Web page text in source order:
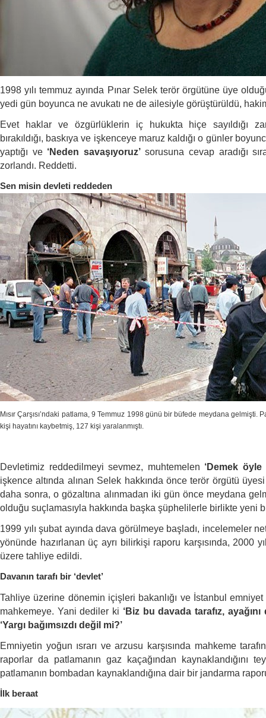
1998 yılı temmuz ayında Pınar Selek terör örgütüne üye
yedi gün boyunca ne avukatı ne de ailesiyle görüştürüldü,
Evet haklar ve özgürlüklerin iç hukukta hiçe sayıldığı
bırakıldığı, baskıya ve işkenceye maruz kaldığı o günler
yaptığı ve ‘Neden savaşıyoruz’sorusuna cevap aradığı
zorlandı. Reddetti.
Sen misin devleti reddeden
Mısır Çarşısı’ndaki patlama, 9 Temmuz 1998 günü bir büfede meydana gelmişti.
kişi hayatını kaybetmiş, 127 kişi yaralanmıştı.
Devletimiz reddedilmeyi sevmez, muhtemelen ‘Demek
işkence altında alınan Selek hakkında önce terör örgütü
daha sonra, o gözaltına alınmadan iki gün önce meydana
olduğu suçlamasıyla hakkında başka şüphelilerle birlikte
1999 yılı şubat ayında dava görülmeye başladı, incelemeler
yönünde hazırlanan üç ayrı bilirkişi raporu karşısında, 2000
üzere tahliye edildi.
Davanın tarafı bir ‘devlet’
Tahliye üzerine dönemin içişleri bakanlığı ve İstanbul emniyet
mahkemeye. Yani dediler ki ‘Biz bu davada tarafız,
‘Yargı bağımsızdı değil mi?’
Emniyetin yoğun ısrarı ve arzusu karşısında mahkeme
raporlar da patlamanın gaz kaçağından
patlamanın bombadan kaynaklandığına dair bir jandarma
İlk beraat